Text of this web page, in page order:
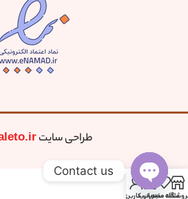
طراحی سایت
علاقه مندی
سبد خرید
حساب کاربری من
Contact us
Open